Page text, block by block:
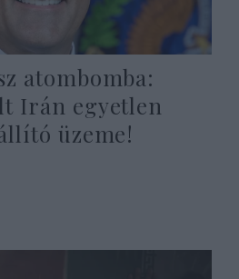
atombomba:
Irán egyetlen
üzeme!